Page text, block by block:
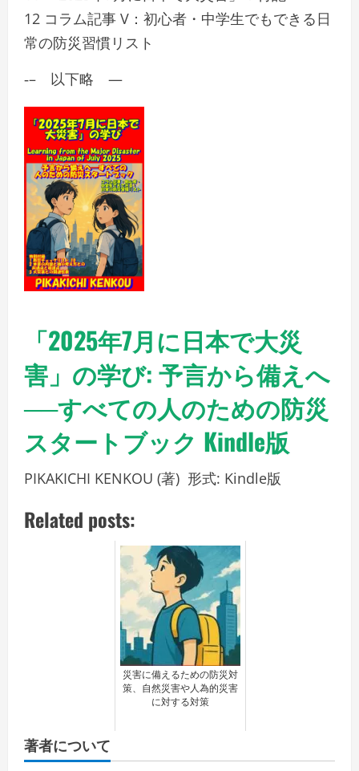
12 コラム記事 V：初心者・中学生でもできる日
常の防災習慣リスト
‐– 以下略 —
「2025年7月に日本で大災
害」の学び: 予言から備えへ
──すべての人のための防災
スタートブック Kindle版
PIKAKICHI KENKOU (著) 形式: Kindle版
Related posts:
災害に備えるための防災対
策、自然災害や人為的災害
に対する対策
著者について